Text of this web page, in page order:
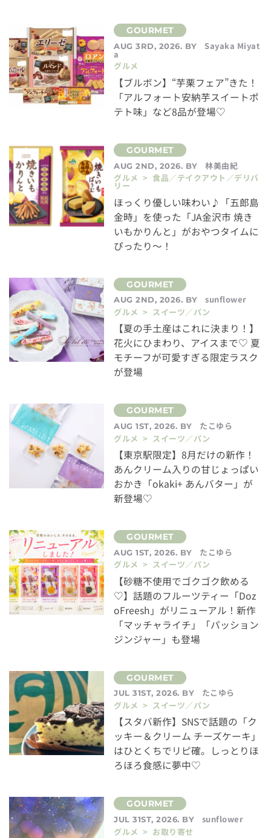
AUG 3RD, 2026. BY Sayaka Miyat
a
グルメ
【ブルボン】“芋栗フェア”きた！
「アルフォート安納芋スイートポ
テト味」など8品が登場♡
AUG 2ND, 2026. BY
林美由紀
グルメ > 食品／テイクアウト／デリバ
リー
ほっくり優しい味わい♪「五郎島
金時」を使った「JA金沢市 焼き
いもかりんと」がおやつタイムに
ぴったり～！
AUG 2ND, 2026. BY
sunflower
グルメ > スイーツ／パン
【夏の手土産はこれに決まり！】
花火にひまわり、アイスまで♡ 夏
モチーフが可愛すぎる限定ラスク
が登場
AUG 1ST, 2026. BY
たこゆら
グルメ > スイーツ／パン
【東京駅限定】8月だけの新作！
あんクリーム入りの甘じょっぱい
おかき「okaki+ あんバター」が
新登場♡
AUG 1ST, 2026. BY
たこゆら
グルメ > スイーツ／パン
【砂糖不使用でゴクゴク飲める
♡】話題のフルーツティー「Doz
oFreesh」がリニューアル！新作
「マッチャライチ」「パッション
ジンジャー」も登場
JUL 31ST, 2026. BY
たこゆら
グルメ > スイーツ／パン
【スタバ新作】SNSで話題の「ク
ッキー＆クリーム チーズケーキ」
はひとくちでリピ確。しっとりほ
ろほろ食感に夢中♡
JUL 31ST, 2026. BY
sunflower
グルメ > お取り寄せ